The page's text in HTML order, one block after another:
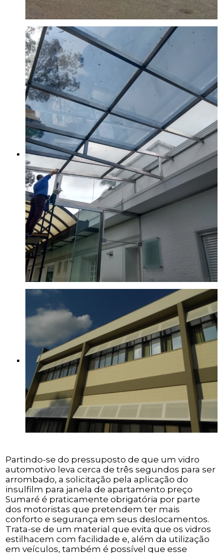
Partindo-se do pressuposto de que um vidro
automotivo leva cerca de três segundos para ser
arrombado, a solicitação pela aplicação do
insulfilm para janela de apartamento preço
Sumaré é praticamente obrigatória por parte
dos motoristas que pretendem ter mais
conforto e segurança em seus deslocamentos.
Trata-se de um material que evita que os vidros
estilhacem com facilidade e, além da utilização
em veículos, também é possível que esse